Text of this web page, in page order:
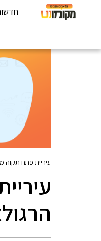
עיריית פתח תקוה